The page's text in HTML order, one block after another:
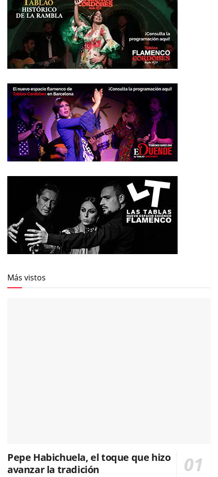
Más vistos
Pepe Habichuela, el toque que hizo
avanzar la tradición